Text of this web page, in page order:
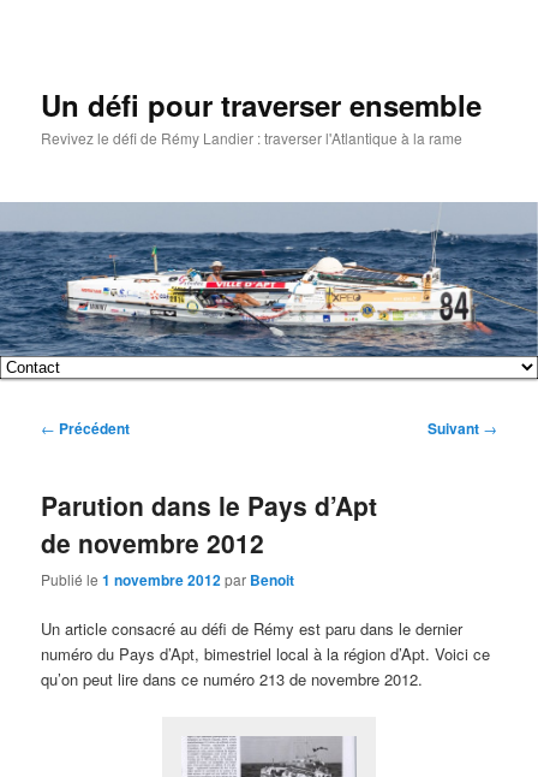
Un défi pour traverser ensemble
Revivez le défi de Rémy Landier : traverser l'Atlantique à la rame
Menu
Aller
au
principal
Aller
au
secondaire
Navigation
← Précédent Suivant →
Parution dans le Pays d’Apt
de novembre 2012
Publié le1 novembre 2012par Benoit
Un article consacré au défi de Rémy est paru dans le dernier
numéro du Pays d’Apt, bimestriel local à la région d’Apt. Voici ce
qu’on peut lire dans ce numéro 213 de novembre 2012.